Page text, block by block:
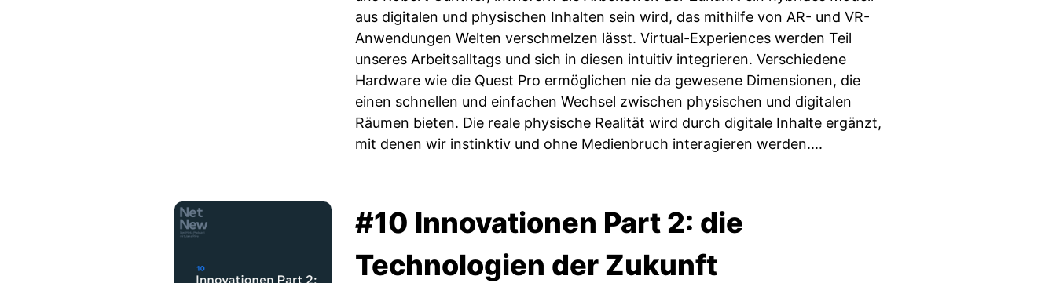
aus digitalen und physischen Inhalten sein wird, das mithilfe von AR- und VR-
Anwendungen Welten verschmelzen lässt. Virtual-Experiences werden Teil
unseres Arbeitsalltags und sich in diesen intuitiv integrieren. Verschiedene
Hardware wie die Quest Pro ermöglichen nie da gewesene Dimensionen, die
einen schnellen und einfachen Wechsel zwischen physischen und digitalen
Räumen bieten. Die reale physische Realität wird durch digitale Inhalte ergänzt,
mit denen wir instinktiv und ohne Medienbruch interagieren werden....
#10 Innovationen Part 2: die
Technologien der Zukunft